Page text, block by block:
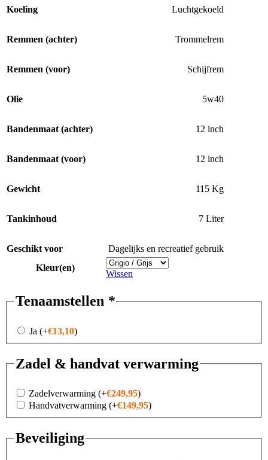
Koeling Luchtgekoeld
Remmen (achter) Trommelrem
Remmen (voor) Schijfrem
Olie 5w40
Bandenmaat (achter) 12 inch
Bandenmaat (voor) 12 inch
Gewicht 115 Kg
Tankinhoud 7 Liter
Geschikt voor
Dagelijks en recreatief gebruik
Kleur(en)
Wissen
Tenaamstellen *
Ja (+€13,10)
Zadel & handvat verwarming
Zadelverwarming (+€249,95)
Handvatverwarming (+€149,95)
Beveiliging